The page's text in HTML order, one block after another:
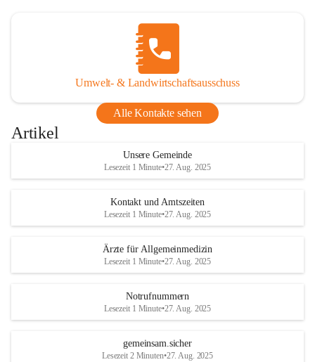
Umwelt- & Landwirtschaftsausschuss
Alle Kontakte sehen
Artikel
Unsere Gemeinde
Lesezeit 1 Minute•27. Aug. 2025
Kontakt und Amtszeiten
Lesezeit 1 Minute•27. Aug. 2025
Ärzte für Allgemeinmedizin
Lesezeit 1 Minute•27. Aug. 2025
Notrufnummern
Lesezeit 1 Minute•27. Aug. 2025
gemeinsam.sicher
Lesezeit 2 Minuten•27. Aug. 2025